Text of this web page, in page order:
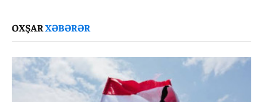
OXŞARXƏBƏRƏR